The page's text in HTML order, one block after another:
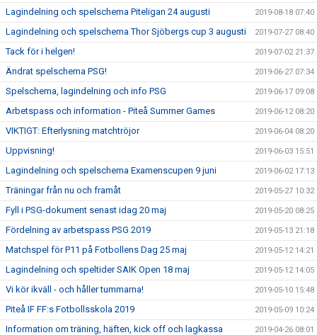
Lagindelning och spelschema Piteligan 24 augusti 2019-08-18 07:40
Lagindelning och spelschema Thor Sjöbergs cup 3 augusti 2019-07-27 08:40
Tack för i helgen! 2019-07-02 21:37
Ändrat spelschema PSG! 2019-06-27 07:34
Spelschema, lagindelning och info PSG 2019-06-17 09:08
Arbetspass och information - Piteå Summer Games 2019-06-12 08:20
VIKTIGT: Efterlysning matchtröjor 2019-06-04 08:20
Uppvisning! 2019-06-03 15:51
Lagindelning och spelschema Examenscupen 9 juni 2019-06-02 17:13
Träningar från nu och framåt 2019-05-27 10:32
Fyll i PSG-dokument senast idag 20 maj 2019-05-20 08:25
Fördelning av arbetspass PSG 2019 2019-05-13 21:18
Matchspel för P11 på Fotbollens Dag 25 maj 2019-05-12 14:21
Lagindelning och speltider SAIK Open 18 maj 2019-05-12 14:05
Vi kör ikväll - och håller tummarna! 2019-05-10 15:48
Piteå IF FF:s Fotbollsskola 2019 2019-05-09 10:24
Information om träning, häften, kick off och lagkassa 2019-04-26 08:01